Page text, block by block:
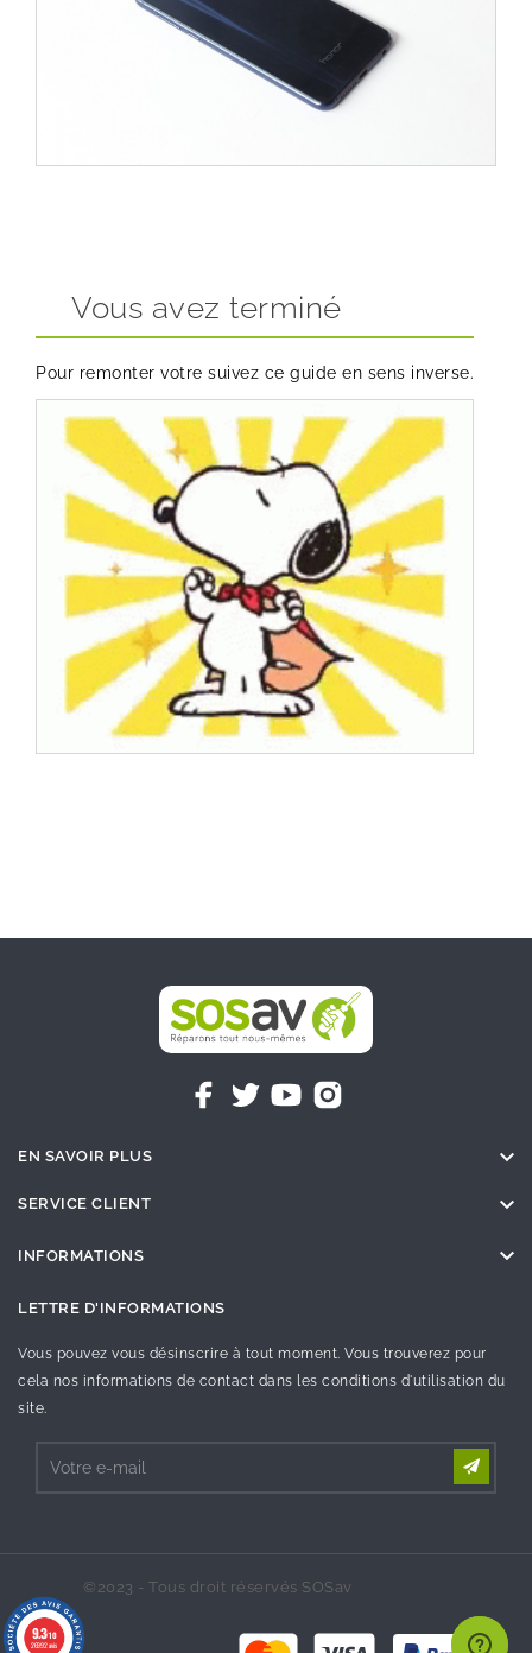
Vous avez terminé
Pour remonter votre suivez ce guide en sens inverse.
EN SAVOIR PLUS 
SERVICE CLIENT 
INFORMATIONS 
LETTRE D'INFORMATIONS
Vous pouvez vous désinscrire à tout moment. Vous trouverez pour
cela nos informations de contact dans les conditions d'utilisation du
site.
©2023 - Tous droit réservés SOSav
9.3/10
26992 avis